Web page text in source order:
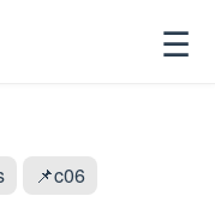
☰
📌c06